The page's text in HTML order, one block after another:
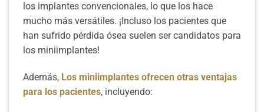
los implantes convencionales, lo que los hace
mucho más versátiles. ¡Incluso los pacientes que
han sufrido pérdida ósea suelen ser candidatos para
los miniimplantes!
Además, Los miniimplantes ofrecen otras ventajas
para los pacientes, incluyendo: